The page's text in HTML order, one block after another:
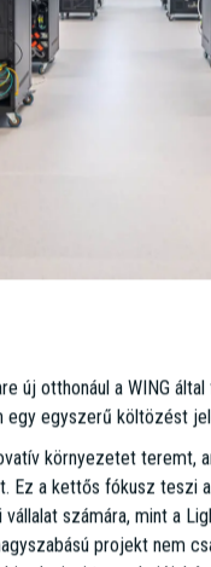
dinamikusan fejlődik:
környezet
munkájukat.